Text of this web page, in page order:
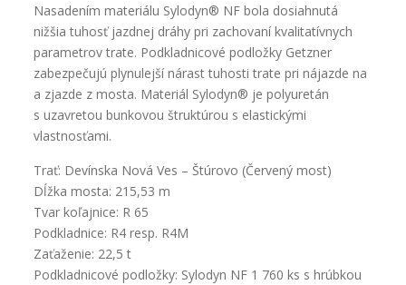
Nasadením materiálu Sylodyn® NF bola dosiahnutá
nižšia tuhosť jazdnej dráhy pri zachovaní kvalitatívnych
parametrov trate. Podkladnicové podložky Getzner
zabezpečujú plynulejší nárast tuhosti trate pri nájazde na
a zjazde z mosta. Materiál Sylodyn® je polyuretán
s uzavretou bunkovou štruktúrou s elastickými
vlastnosťami.
Trať: Devínska Nová Ves – Štúrovo (Červený most)
Dĺžka mosta: 215,53 m
Tvar koľajnice: R 65
Podkladnice: R4 resp. R4M
Zaťaženie: 22,5 t
Podkladnicové podložky: Sylodyn NF 1 760 ks s hrúbkou